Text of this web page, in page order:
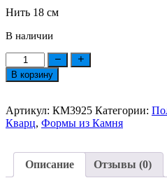
Нить 18 см
В наличии
Количество
товара
Кварц
Ромб
Ограненный
Нить
18см
В корзину
Артикул: КМ3925 Категории:
Кварц, Формы из Камня
Описание Отзывы (0)